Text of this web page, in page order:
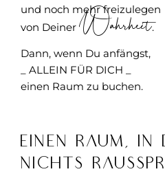
und noch mehr freizulegen
von Deiner Wahrheit.
Dann, wenn Du anfängst,
_ ALLEIN FÜR DICH _
einen Raum zu buchen.
Einen Raum, in
nichts